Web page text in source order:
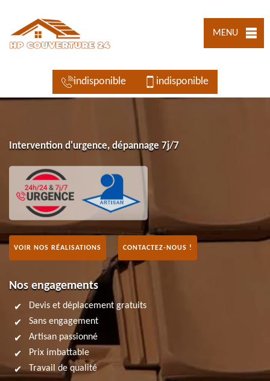
MENU
indisponible indisponible
Intervention d'urgence, dépannage 7j/7
VOIR NOS RÉALISATIONS CONTACTEZ-NOUS !
Nos engagements
Devis et déplacement gratuits
Sans engagement
Artisan passionné
Prix imbattable
Travail de qualité